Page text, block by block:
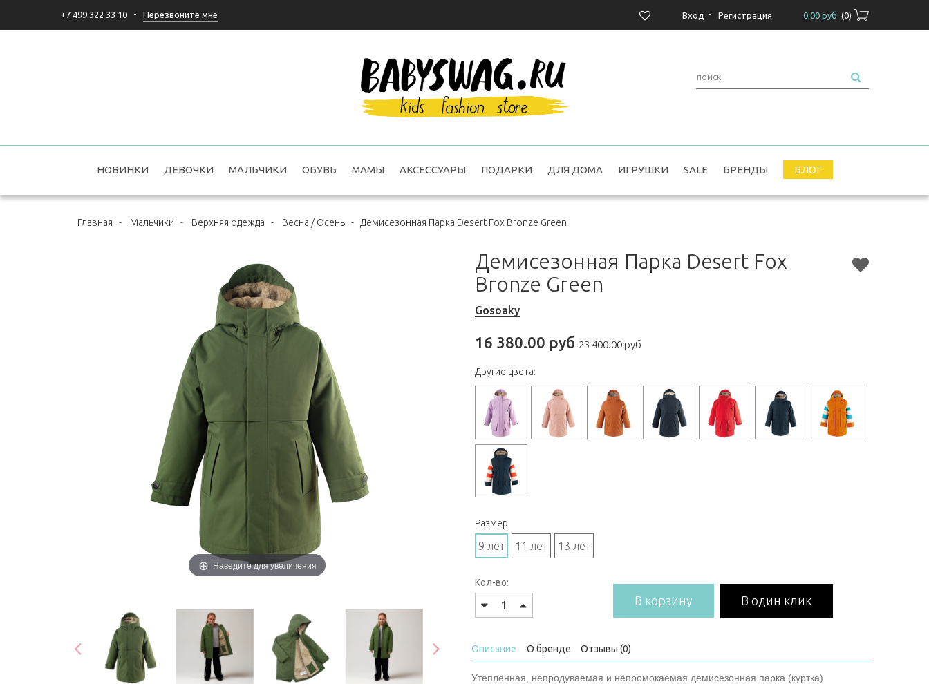
+7 499 322 33 10 - Перезвоните мне 0.00 руб (0)
Вход - Регистрация
НОВИНКИ ДЕВОЧКИ МАЛЬЧИКИ ОБУВЬ МАМЫ АКСЕССУАРЫ ПОДАРКИ ДЛЯ ДОМА ИГРУШКИ SALE БРЕНДЫ БЛОГ
Главная - Мальчики - Верхняя одежда - Весна / Осень - Демисезонная Парка Desert Fox Bronze Green
Наведите для увеличения
Демисезонная Парка Desert Fox
Bronze Green
Gosoaky
16 380.00 руб 23 400.00 руб
Другие цвета:
Размер
9 лет 11 лет 13 лет
Кол-во:
В корзину В один клик
Описание О бренде Отзывы (0)
Утепленная, непродуваемая и непромокаемая демисезонная парка (куртка)